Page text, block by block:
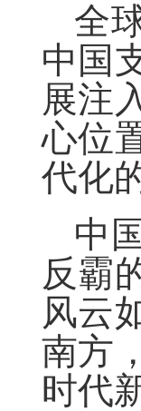
全
中国
展注
心位
代化
中
反霸
风云
南方
时代